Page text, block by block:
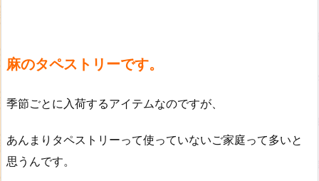
麻のタペストリーです。
季節ごとに入荷するアイテムなのですが、
あんまりタペストリーって使っていないご家庭って多いと
思うんです。